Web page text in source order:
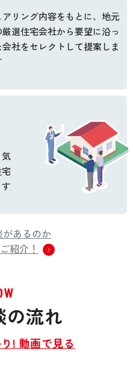
アリング内容をもとに、 地元
厳選住宅会社から要望に沿っ
会社をセレクトして提案しま
があるのか
紹介！
の流れ
! 動画で見る